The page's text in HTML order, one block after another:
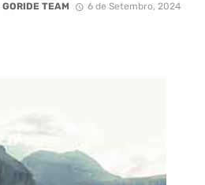
GORIDE TEAM 6 de Setembro, 2024